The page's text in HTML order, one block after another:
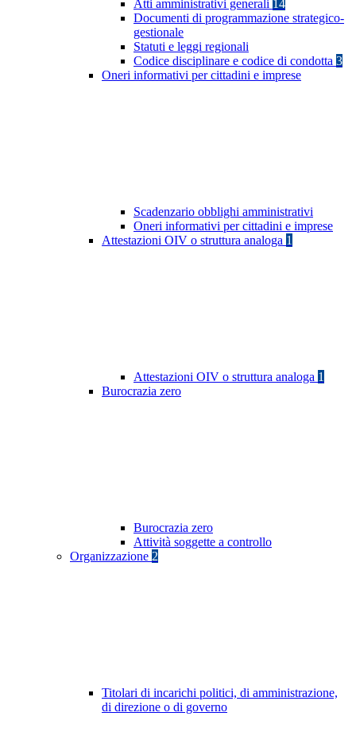
Atti amministrativi generali 14
Documenti di programmazione strategico-
gestionale
Statuti e leggi regionali
Codice disciplinare e codice di condotta 3
Oneri informativi per cittadini e imprese
Scadenzario obblighi amministrativi
Oneri informativi per cittadini e imprese
Attestazioni OIV o struttura analoga 1
Attestazioni OIV o struttura analoga 1
Burocrazia zero
Burocrazia zero
Attività soggette a controllo
Organizzazione 2
Titolari di incarichi politici, di amministrazione,
di direzione o di governo